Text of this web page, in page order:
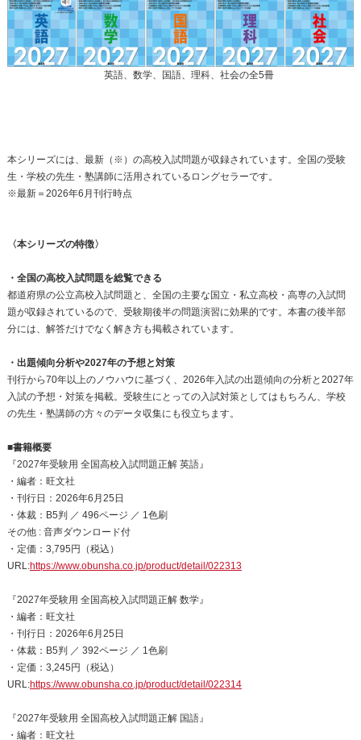
英語、数学、国語、理科、社会の全5冊
本シリーズには、最新（※）の高校入試問題が収録されています。全国の受験
生・学校の先生・塾講師に活用されているロングセラーです。
※最新＝2026年6月刊行時点
〈本シリーズの特徴〉
・全国の高校入試問題を総覧できる
都道府県の公立高校入試問題と、全国の主要な国立・私立高校・高専の入試問
題が収録されているので、受験期後半の問題演習に効果的です。本書の後半部
分には、解答だけでなく解き方も掲載されています。
・出題傾向分析や2027年の予想と対策
刊行から70年以上のノウハウに基づく、2026年入試の出題傾向の分析と2027年
入試の予想・対策を掲載。受験生にとっての入試対策としてはもちろん、学校
の先生・塾講師の方々のデータ収集にも役立ちます。
■書籍概要
『2027年受験用 全国高校入試問題正解 英語』
・編者：旺文社
・刊行日：2026年6月25日
・体裁：B5判 ／ 496ページ ／ 1色刷
その他 : 音声ダウンロード付
・定価：3,795円（税込）
URL:https://www.obunsha.co.jp/product/detail/022313
『2027年受験用 全国高校入試問題正解 数学』
・編者：旺文社
・刊行日：2026年6月25日
・体裁：B5判 ／ 392ページ ／ 1色刷
・定価：3,245円（税込）
URL:https://www.obunsha.co.jp/product/detail/022314
『2027年受験用 全国高校入試問題正解 国語』
・編者：旺文社